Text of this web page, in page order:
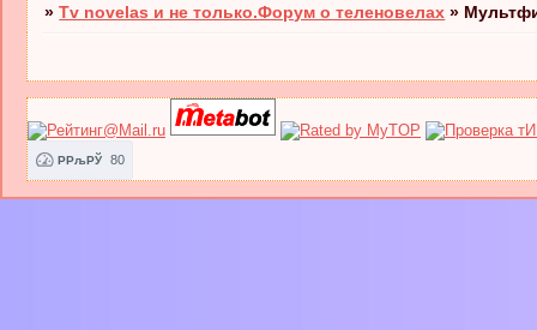
»Tv novelas и не только.Форум о теленовелах »
РРљРЎ 80